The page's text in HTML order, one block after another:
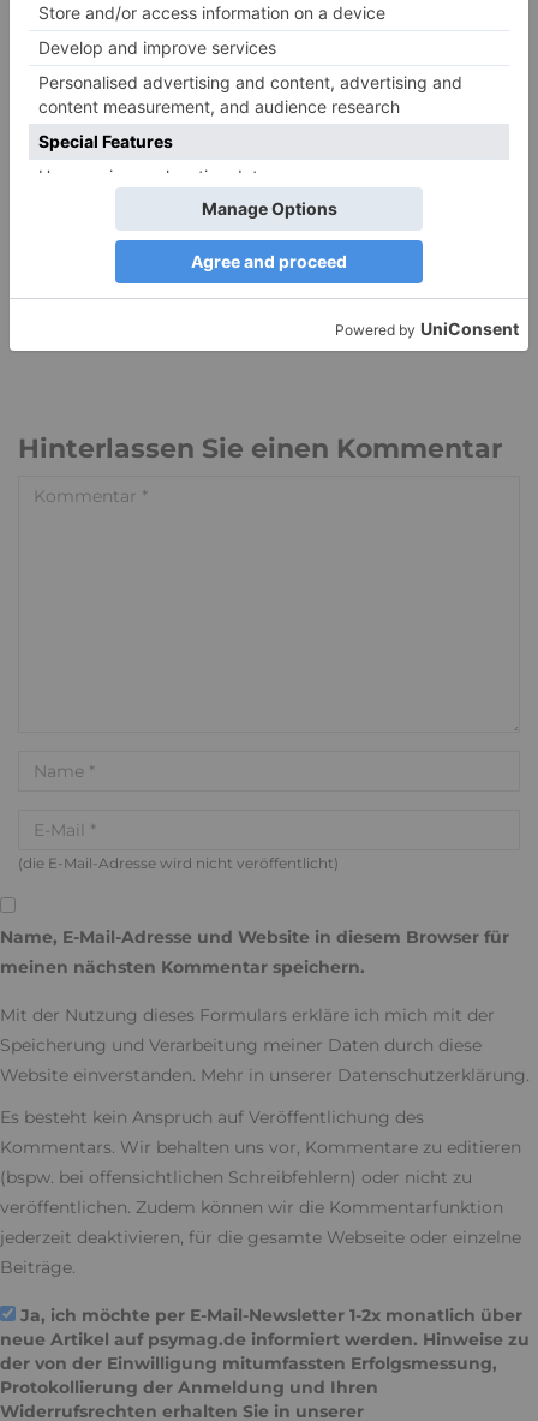
Hinterlassen Sie einen Kommentar
(die E-Mail-Adresse wird nicht veröffentlicht)
Name, E-Mail-Adresse und Website in diesem Browser für
meinen nächsten Kommentar speichern.
Mit der Nutzung dieses Formulars erkläre ich mich mit der
Speicherung und Verarbeitung meiner Daten durch diese
Website einverstanden. Mehr in unserer Datenschutzerklärung.
Es besteht kein Anspruch auf Veröffentlichung des
Kommentars. Wir behalten uns vor, Kommentare zu editieren
(bspw. bei offensichtlichen Schreibfehlern) oder nicht zu
veröffentlichen. Zudem können wir die Kommentarfunktion
jederzeit deaktivieren, für die gesamte Webseite oder einzelne
Beiträge.
Ja, ich möchte per E-Mail-Newsletter 1-2x monatlich über
neue Artikel auf psymag.de informiert werden. Hinweise zu
der von der Einwilligung mitumfassten Erfolgsmessung,
Protokollierung der Anmeldung und Ihren
Widerrufsrechten erhalten Sie in unserer